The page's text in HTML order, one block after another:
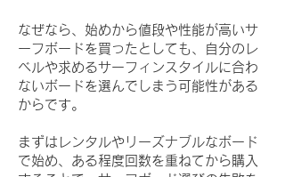
なぜなら、始めから値段や性能が高いサ
ーフボードを買ったとしても、自分のレ
ベルや求めるサーフィンスタイルに合わ
ないボードを選んでしまう可能性がある
からです。
まずはレンタルやリーズナブルなボード
で始め、ある程度回数を重ねてから購入